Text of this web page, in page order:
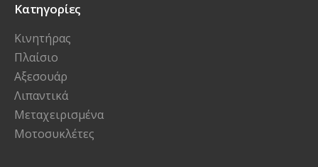
Κατηγορίες
Κινητήρας
Πλαίσιο
Αξεσουάρ
Λιπαντικά
Μεταχειρισμένα
Μοτοσυκλέτες